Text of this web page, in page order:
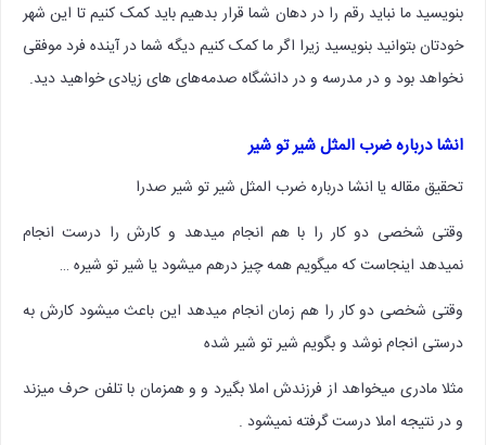
بنویسید ما نباید رقم را در دهان شما قرار بدهیم باید کمک کنیم تا این شهر
خودتان بتوانید بنویسید زیرا اگر ما کمک کنیم دیگه شما در آینده فرد موفقی
نخواهد بود و در مدرسه و در دانشگاه صدمه‌های های زیادی خواهید دید.
انشا درباره ضرب المثل شیر تو شیر
تحقیق مقاله یا انشا درباره ضرب المثل شیر تو شیر صدرا
وقتی شخصی دو کار را با هم انجام میدهد و کارش را درست انجام
نمیدهد اینجاست که میگویم همه چیز درهم میشود یا شیر تو شیره …
وقتی شخصی دو کار را هم زمان انجام میدهد این باعث میشود کارش به
درستی انجام نوشد و بگویم شیر تو شیر شده
مثلا مادری میخواهد از فرزندش املا بگیرد و و همزمان با تلفن حرف میزند
و در نتیجه املا درست گرفته نمیشود .